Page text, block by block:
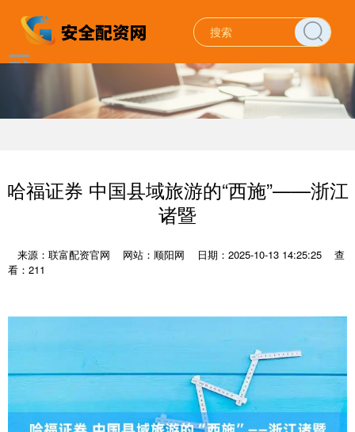
哈福证券 中国县域旅游的“西施”——浙江
诸暨
来源：联富配资官网 网站：顺阳网 日期：2025-10-13 14:25:25
查
看：211